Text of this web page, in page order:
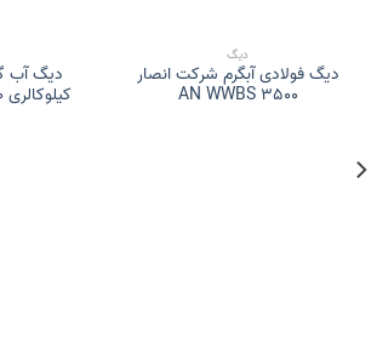
دیگ
دیگ فولادی آبگرم شرکت انصار
AN WWBS 3500